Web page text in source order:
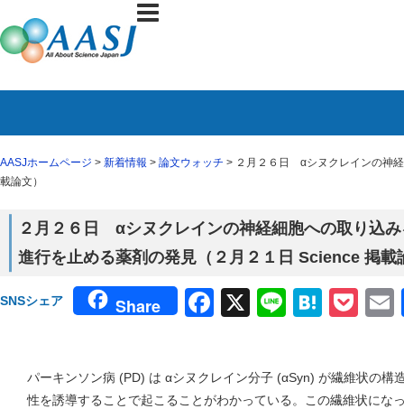
AASJホームページ > 新着情報 > 論文ウォッチ > ２月２６日 αシヌクレインの神
載論文）
２月２６日 αシヌクレインの神経細胞への取り込
進行を止める薬剤の発見（２月２１日 Science 掲載
SNSシェア Share Facebook
X Line
パーキンソン病 (PD) は αシヌクレイン分子 (αSyn) が繊維状の構
性を誘導することで起こることがわかっている。この繊維状にな